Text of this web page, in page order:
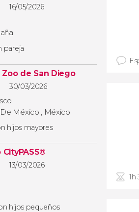
16/05/2026
pareja
Zoo de San Diego
30/03/2026
México , México
hijos mayores
CityPASS®
13/03/2026
hijos pequeños
1h